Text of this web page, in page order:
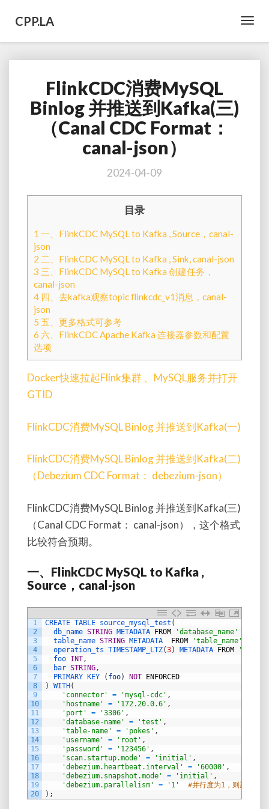
CPP.LA
FlinkCDC
消
费
MySQL
Binlog
并
送
Kafka(三)
（Canal
CDC
Format：
canal-
json）
FlinkCDC消费MySQL
Binlog 并推送到Kafka(三)
（Canal CDC Format：
canal-json）
2024-04-09
目录
1 一、FlinkCDC MySQL to Kafka , Source，canal-
json
2 二、FlinkCDC MySQL to Kafka , Sink, canal-json
3 三、FlinkCDC MySQL to Kafka 创建任务，
canal-json
4 四、去kafka观察topic flinkcdc_v1消息，canal-
json
5 五、更多格式可参考
6 六、FlinkCDC Apache Kafka 连接器参数和配置
选项
Docker快速拉起Flink集群 、MySQL服务并打开
GTID
FlinkCDC消费MySQL Binlog 并推送到Kafka(一)
FlinkCDC消费MySQL Binlog 并推送到Kafka(二)
（Debezium CDC Format： debezium-json）
FlinkCDC消费MySQL Binlog 并推送到Kafka(三)
（Canal CDC Format： canal-json），这个格式
比较符合预期。
一、FlinkCDC MySQL to Kafka ,
Source，canal-json
1
2
3
4
5
6
7
8
9
10
11
12
13
14
15
16
17
18
19
20
CREATE TABLE source_mysql_test (
db_name STRING METADATA FROM 'database_name'
table_name STRING METADATA FROM 'table_name'
operation_ts TIMESTAMP_LTZ(3) METADATA FROM
'op_ts'
foo INT ,
bar STRING ,
PRIMARY KEY ( foo) NOT ENFORCED
)
WITH(
'connector'
= 'mysql-cdc' ,
'hostname'
= '172.20.0.6' ,
'port'
= '3306' ,
'database-name'
= 'test' ,
'table-name'
= 'pokes' ,
'username'
= 'root' ,
'password'
= '123456' ,
'scan.startup.mode'
= 'initial' ,
'debezium.heartbeat.interval'
= '60000' ,
'debezium.snapshot.mode'
= 'initial' ,
'debezium.parallelism'
= '1'
#并行度为1，则严格有序
) ;